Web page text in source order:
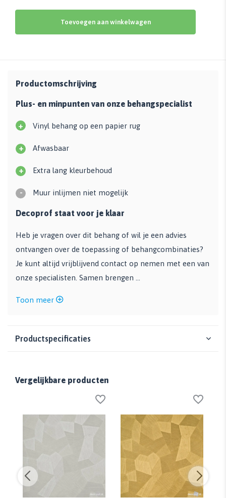
Toevoegen aan winkelwagen
Productomschrijving
Plus- en minpunten van onze behangspecialist
+ Vinyl behang op een papier rug
+ Afwasbaar
+ Extra lang kleurbehoud
- Muur inlijmen niet mogelijk
Decoprof staat voor je klaar
Heb je vragen over dit behang of wil je een advies
ontvangen over de toepassing of behangcombinaties?
Je kunt altijd vrijblijvend contact op nemen met een van
onze specialisten. Samen brengen ...
Toon meer
Productspecificaties
Vergelijkbare producten